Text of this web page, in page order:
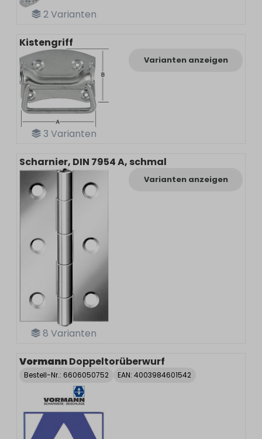
2Varianten
3 Varianten
Kistengriff
Varianten anzeigen
8 Varianten
Scharnier, DIN 7954 A, schmal
Varianten anzeigen
VormannDoppeltorüberwurf
Bestell-Nr.: 6606050752 EAN: 4003984601542